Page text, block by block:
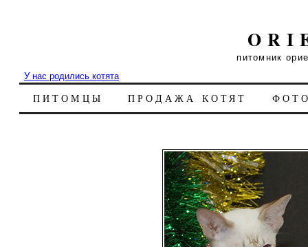
питомник
У нас родились котята
ПИТОМЦЫ ПРОДАЖА КОТЯТ